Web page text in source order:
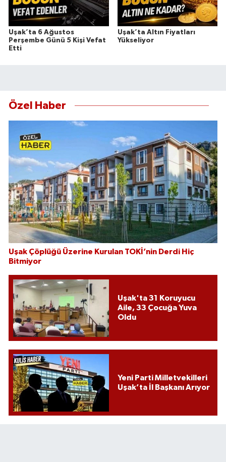
Uşak’ta 6 Ağustos
Perşembe Günü 5 Kişi Vefat
Etti
Uşak’ta Altın Fiyatları
Yükseliyor
Özel Haber
Uşak Çöplüğü Üzerine Kurulan TOKİ’nin Derdi Hiç
Bitmiyor
Uşak'ta 31 Koruyucu
Aile, 33 Çocuğa Yuva
Oldu
Yeni Parti Milletvekilleri
Uşak’ta İl Başkanı Arıyor